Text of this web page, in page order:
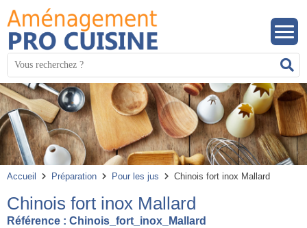
Mots
clés
:
Accueil Préparation Pour les jus Chinois fort inox Mallard
Chinois fort inox Mallard
Référence : Chinois_fort_inox_Mallard
Panneau de gestion des cookies